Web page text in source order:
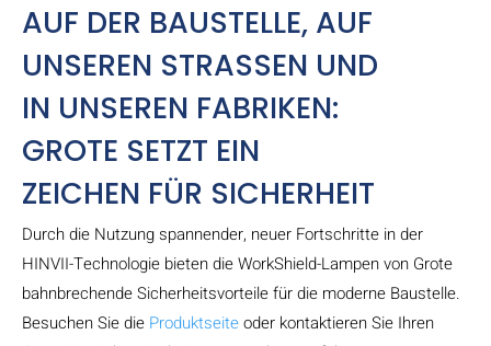
AUF DER BAUSTELLE, AUF
UNSEREN STRASSEN UND
IN UNSEREN FABRIKEN:
GROTE SETZT EIN
ZEICHEN FÜR SICHERHEIT
Durch die Nutzung spannender, neuer Fortschritte in der
HINVII-Technologie bieten die WorkShield-Lampen von Grote
bahnbrechende Sicherheitsvorteile für die moderne Baustelle.
Besuchen Sie die Produktseiteoder kontaktieren Sie Ihren